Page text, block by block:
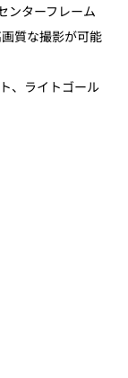
ンターフレーム
質な撮影が可能
、ライトゴール